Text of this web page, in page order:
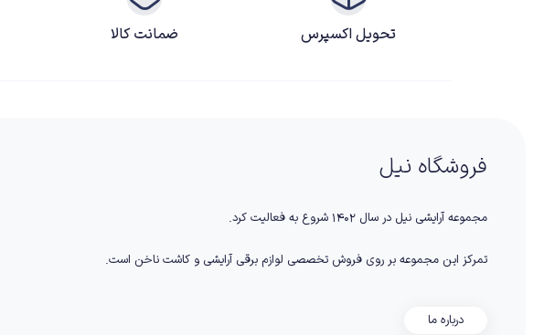
تحویل اکسپرس ضمانت کالا
فروشگاه نیل
مجموعه آرایشی نیل در سال ۱۴۰۲ شروع به فعالیت کرد.
تمرکز این مجموعه بر روی فروش تخصصی لوازم برقی آرایشی و کاشت ناخن است.
درباره ما